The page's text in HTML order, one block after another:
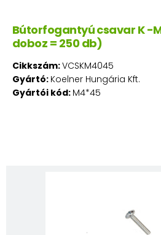
Bútorfogantyú csavar K -
doboz = 250 db)
Cikkszám:VCSKM4045
Gyártó: Koelner Hungária Kft.
Gyártói kód: M4*45